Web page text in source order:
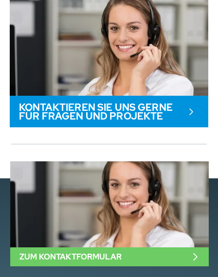
KONTAKTIEREN SIE UNS GERNE
FÜR FRAGEN UND PROJEKTE
ZUM KONTAKTFORMULAR